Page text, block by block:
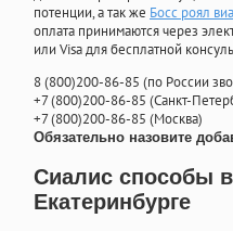
потенции, а так же Босс роял
оплата принимаются через
или Visa для бесплатной
8(800)200-86-85 (по России
+7(800)200-86-85 (Санкт-
+7(800)200-86-85 (Москва)
Обязательно назовите
Сиалис способы
Екатеринбурге